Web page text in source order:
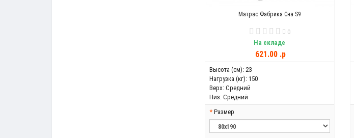
Матрас Фабрика Сна S9
0
На складе
621.00 .p
Высота (см): 23
Нагрузка (кг): 150
Верх: Средний
Низ: Средний
Размер